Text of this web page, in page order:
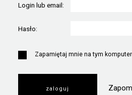
Login lub email:
Hasło:
Zapamiętaj mnie na tym